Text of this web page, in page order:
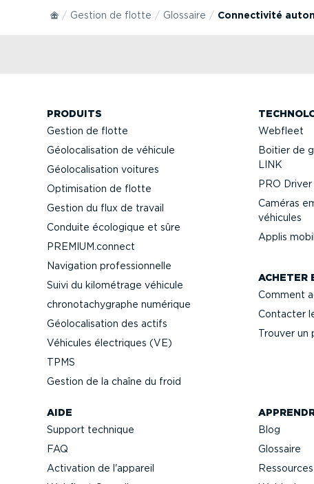
Gestion de flotte Glossaire Connec­tivité
PRODUITS
Gestion de flotte
Géolo­ca­li­sation de véhicule
Géolo­ca­li­sation voitures
Optimi­sation de flotte
Gestion du flux de travail
Conduite écologique et sûre
PREMIUM.connect
Navigation profes­sion­nelle
Suivi du kilométrage véhicule
chrono­ta­chy­graphe numérique
Géolo­ca­li­sation des actifs
Véhicules électriques (VE)
TPMS
Gestion de la chaîne du froid
Webfleet
Boitier de
LINK
PRO
Caméras
véhicules
Applis
ACHETER
Comment
Contacter
Trouver un
AIDE
Support technique
FAQ
Activation de l'appareil
Blog
Glossaire
Ressources